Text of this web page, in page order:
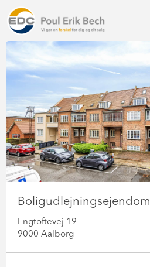
Boligudlejningsejendom
Engtoftevej 19
9000 Aalborg